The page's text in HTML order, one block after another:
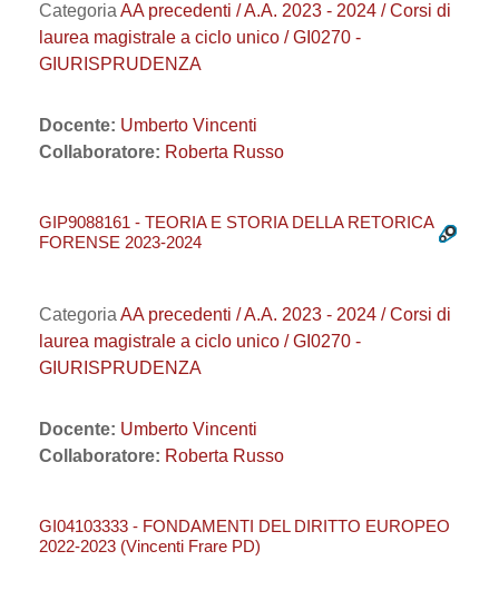
Categoria AA precedenti / A.A. 2023 - 2024 / Corsi di
laurea magistrale a ciclo unico / GI0270 -
GIURISPRUDENZA
Docente: Umberto Vincenti
Collaboratore: Roberta Russo
GIP9088161 - TEORIA E STORIA DELLA RETORICA
FORENSE 2023-2024
Categoria AA precedenti / A.A. 2023 - 2024 / Corsi di
laurea magistrale a ciclo unico / GI0270 -
GIURISPRUDENZA
Docente: Umberto Vincenti
Collaboratore: Roberta Russo
GI04103333 - FONDAMENTI DEL DIRITTO EUROPEO
2022-2023 (Vincenti Frare PD)